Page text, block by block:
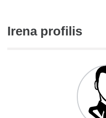
Irena profilis